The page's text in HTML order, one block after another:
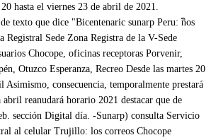
hasta el viernes 23 de abril de 2021.